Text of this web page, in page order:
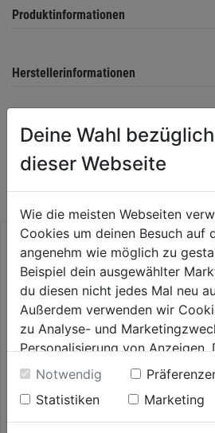
Produktinformationen
Herstellerinformationen
WEITERE PRODUKTE AUS
KATEGORIE
Schnittschutzhandschuh Hi-
Vis Klasse 1/A
Deine Wahl
dieser Webseite
Wie die meisten Webseiten
Cookies um deinen Besuch auf
angenehm wie möglich zu
Beispiel dein ausgewählter
du diesen nicht jedes Mal neu
Außerdem verwenden wir
zu Analyse- und
Personalisierung von Anzeigen.
Einwilligung werden die Daten
unter anderem auch in den
Durch Klick auf "Alle Cookies
der Verwendung aller Cookies
Notwendig
Statistiken
Marketing